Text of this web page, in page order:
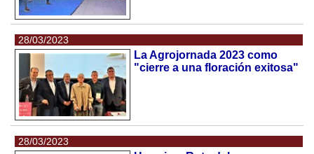
28/03/2023
La Agrojornada 2023 como
"cierre a una floración exitosa"
28/03/2023